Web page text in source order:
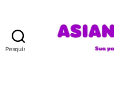
Pesquisar